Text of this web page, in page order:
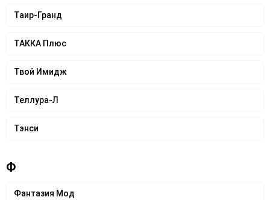
Таир-Гранд
ТАККА Плюс
Твой Имидж
Теллура-Л
Тэнси
Ф
Фантазия Мод